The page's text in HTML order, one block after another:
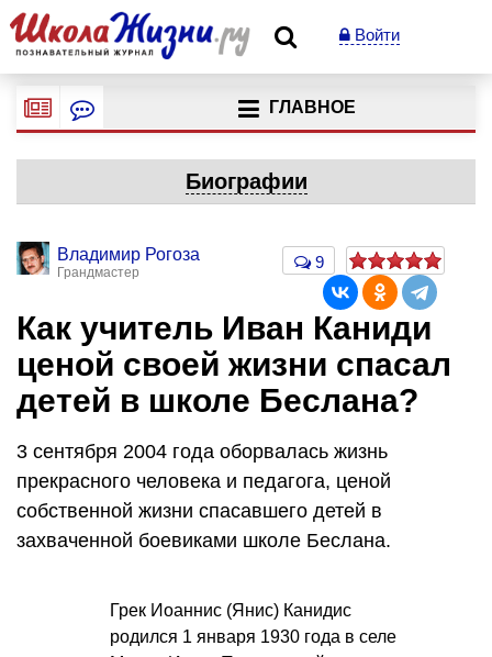
Войти
ГЛАВНОЕ
Биографии
Владимир Рогоза
Грандмастер
9
Как учитель Иван Каниди
ценой своей жизни спасал
детей в школе Беслана?
3 сентября 2004 года оборвалась жизнь
прекрасного человека и педагога, ценой
собственной жизни спасавшего детей в
захваченной боевиками школе Беслана.
Грек Иоаннис (Янис) Канидис
родился 1 января 1930 года в селе